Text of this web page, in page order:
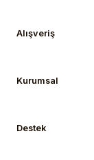
Alışveriş
Kurumsal
Destek